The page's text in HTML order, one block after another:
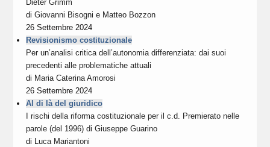
Dieter Grimm
diGiovanni Bisogni e Matteo Bozzon
26 Settembre 2024
Revisionismo costituzionale
Per un’analisi critica dell’autonomia differenziata: dai suoi
precedenti alle problematiche attuali
di Maria Caterina Amorosi
26 Settembre 2024
Al di là del giuridico
I rischi della riforma costituzionale per il c.d. Premierato nelle
parole (del 1996) di Giuseppe Guarino
di Luca Mariantoni